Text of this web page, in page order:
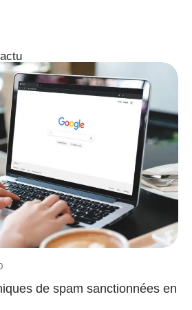
de spam sanctionnées en